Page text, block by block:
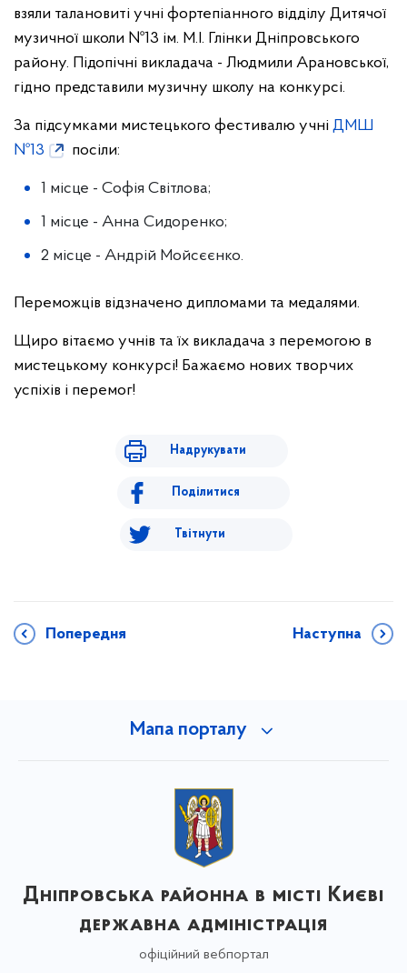
взяли талановиті учні фортепіанного відділу Дитячої
музичної школи №13 ім. М.І. Глінки Дніпровського
району. Підопічні викладача - Людмили Арановської,
гідно представили музичну школу на конкурсі.
За підсумками мистецького фестивалю учні ДМШ
№13
посіли:
1 місце - Софія Світлова;
1 місце - Анна Сидоренко;
2 місце - Андрій Мойсєєнко.
Переможців відзначено дипломами та медалями.
Щиро вітаємо учнів та їх викладача з перемогою в
мистецькому конкурсі! Бажаємо нових творчих
успіхів і перемог!
Надрукувати
Поділитися
Твітнути
Попередня Наступна
Мапа порталу
Дніпровська районна в місті Києві
державна адміністрація
офіційний вебпортал